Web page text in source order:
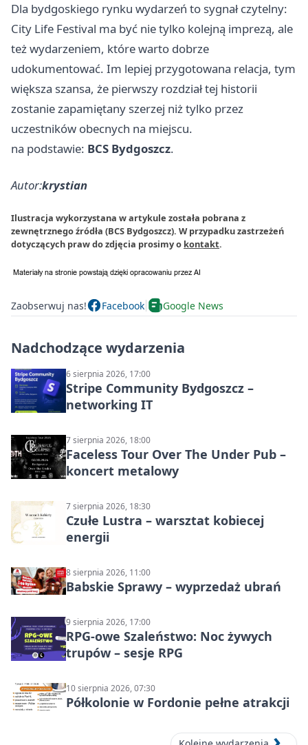
Dla bydgoskiego rynku wydarzeń to sygnał czytelny:
City Life Festival ma być nie tylko kolejną imprezą, ale
też wydarzeniem, które warto dobrze
udokumentować. Im lepiej przygotowana relacja, tym
większa szansa, że pierwszy rozdział tej historii
zostanie zapamiętany szerzej niż tylko przez
uczestników obecnych na miejscu.
na podstawie: BCS Bydgoszcz.
Autor:krystian
Ilustracja wykorzystana w artykule została pobrana z
zewnętrznego źródła (BCS Bydgoszcz). W przypadku zastrzeżeń
dotyczących praw do zdjęcia prosimy o kontakt.
Zaobserwuj nas! Facebook Google News
Nadchodzące wydarzenia
6 sierpnia 2026, 17:00
Stripe Community Bydgoszcz –
networking IT
7 sierpnia 2026, 18:00
Faceless Tour Over The Under Pub –
koncert metalowy
7 sierpnia 2026, 18:30
Czułe Lustra – warsztat kobiecej
energii
8 sierpnia 2026, 11:00
Babskie Sprawy – wyprzedaż ubrań
9 sierpnia 2026, 17:00
RPG-owe Szaleństwo: Noc żywych
trupów – sesje RPG
10 sierpnia 2026, 07:30
Półkolonie w Fordonie pełne atrakcji